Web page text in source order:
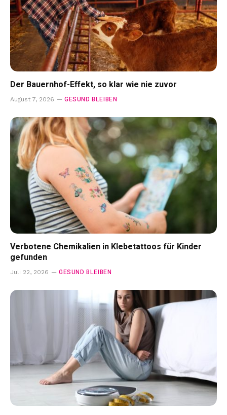
Der Bauernhof-Effekt, so klar wie nie zuvor
August 7, 2026 GESUND BLEIBEN
Verbotene Chemikalien in Klebetattoos für Kinder
gefunden
Juli 22, 2026 GESUND BLEIBEN